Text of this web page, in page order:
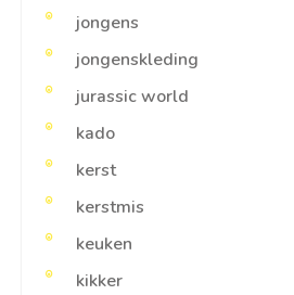
jongens
jongenskleding
jurassic world
kado
kerst
kerstmis
keuken
kikker